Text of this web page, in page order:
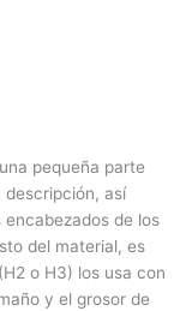
pequeña parte
descripción, así
de los
del material, es
o H3) los usa con
y el grosor de